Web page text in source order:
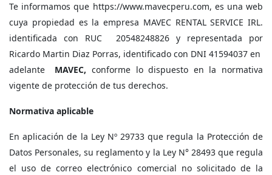
Te informamos que https://www.mavecperu.com, es una web
cuya propiedad es la empresa MAVEC RENTAL SERVICE IRL.
identificada con RUC 20548248826 y representada por
Ricardo Martin Diaz Porras, identificado con DNI 41594037 en
adelante
MAVEC, conforme lo dispuesto en la normativa
vigente de protección de tus derechos.
Normativa aplicable
En aplicación de la Ley Nº 29733 que regula la Protección de
Datos Personales, su reglamento y la Ley N° 28493 que regula
el uso de correo electrónico comercial no solicitado de la